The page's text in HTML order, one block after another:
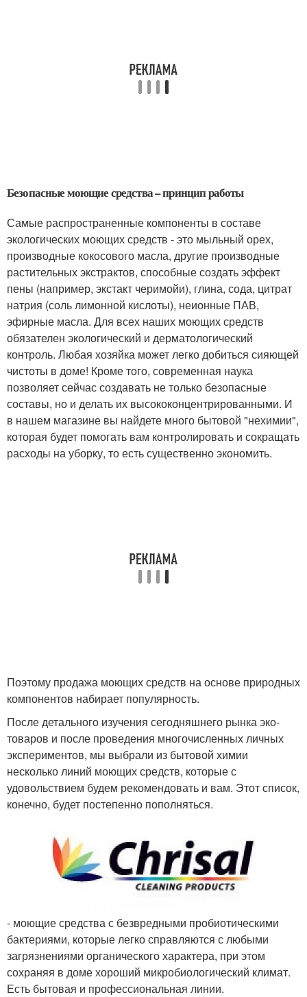
Безопасные моющие средства – принцип работы
Самые распространенные компоненты в составе
экологических моющих средств - это мыльный орех,
производные кокосового масла, другие производные
растительных экстрактов, способные создать эффект
пены (например, экстакт черимойи), глина, сода, цитрат
натрия (соль лимонной кислоты), неионные ПАВ,
эфирные масла. Для всех наших моющих средств
обязателен экологический и дерматологический
контроль. Любая хозяйка может легко добиться сияющей
чистоты в доме! Кроме того, современная наука
позволяет сейчас создавать не только безопасные
составы, но и делать их высококонцентрированными. И
в нашем магазине вы найдете много бытовой "нехимии",
которая будет помогать вам контролировать и сокращать
расходы на уборку, то есть существенно экономить.
Поэтому продажа моющих средств на основе природных
компонентов набирает популярность.
После детального изучения сегодняшнего рынка эко-
товаров и после проведения многочисленных личных
экспериментов, мы выбрали из бытовой химии
несколько линий моющих средств, которые с
удовольствием будем рекомендовать и вам. Этот список,
конечно, будет постепенно пополняться.
- моющие средства с безвредными пробиотическими
бактериями, которые легко справляются с любыми
загрязнениями органического характера, при этом
сохраняя в доме хороший микробиологический климат.
Есть бытовая и профессиональная линии.